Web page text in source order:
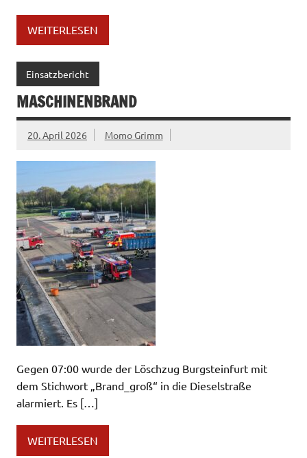
WEITERLESEN
Einsatzbericht
MASCHINENBRAND
20. April 2026 Momo Grimm
Gegen 07:00 wurde der Löschzug Burgsteinfurt mit
dem Stichwort „Brand_groß“ in die Dieselstraße
alarmiert. Es […]
WEITERLESEN